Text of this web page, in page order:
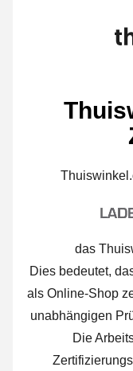
das
Dies bedeutet,
als Online-Shop
unabhängigen
Die